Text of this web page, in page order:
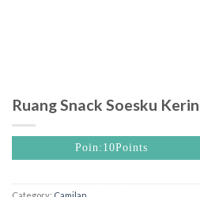
Ruang Snack Soesku
Poin:10Points